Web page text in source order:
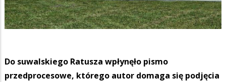
Do suwalskiego Ratusza wpłynęło pismo
przedprocesowe, którego autor domaga się podjęcia